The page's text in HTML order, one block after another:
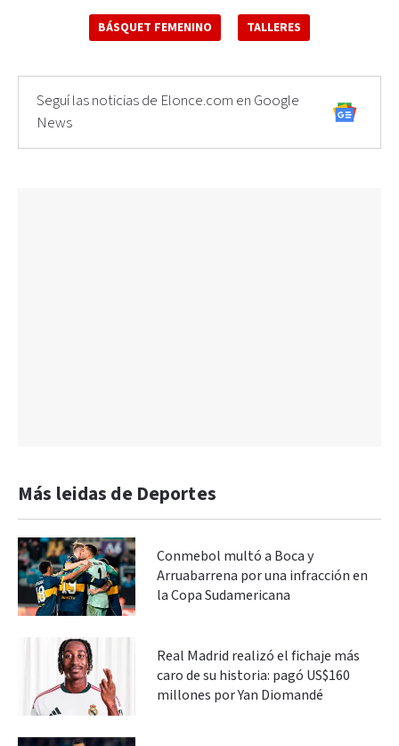
BÁSQUET FEMENINO TALLERES
Seguí las noticias de Elonce.com en Google
News
Más leidas de Deportes
Conmebol multó a Boca y
Arruabarrena por una infracción en
la Copa Sudamericana
Real Madrid realizó el fichaje más
caro de su historia: pagó US$160
millones por Yan Diomandé